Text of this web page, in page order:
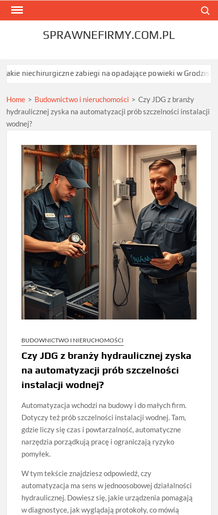
Skip
SPRAWNEFIRMY.COM.PL
zabiegi na opadające powieki w Grodzisku
Home > Budownictwo i nieruchomości > Czy JDG z branży
hydraulicznej zyska na automatyzacji prób szczelności instalacji
wodnej?
BUDOWNICTWO I NIERUCHOMOŚCI
Czy JDG z branży hydraulicznej zyska
na automatyzacji prób szczelności
instalacji wodnej?
Automatyzacja wchodzi na budowy i do małych firm.
Dotyczy też prób szczelności instalacji wodnej. Tam,
gdzie liczy się czas i powtarzalność, automatyczne
narzędzia porządkują pracę i ograniczają ryzyko
pomyłek.
W tym tekście znajdziesz odpowiedź, czy
automatyzacja ma sens w jednoosobowej działalności
hydraulicznej. Dowiesz się, jakie urządzenia pomagają
w diagnostyce, jak wyglądają protokoły, co mówią